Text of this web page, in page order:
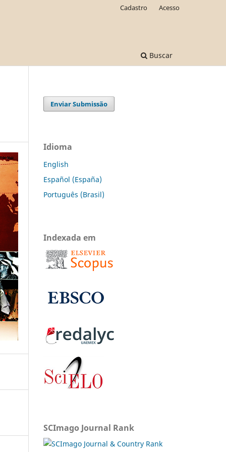
Buscar
Cadastro Acesso
Enviar Submissão
Idioma
English
Español (España)
Português (Brasil)
Indexada em
SCImago Journal Rank